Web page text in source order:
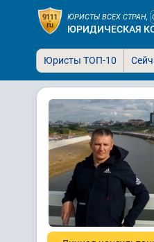
ЮРИСТЫ ВСЕХ СТРАН,
ЮРИДИЧЕСКАЯ
Юристы ТОП-10